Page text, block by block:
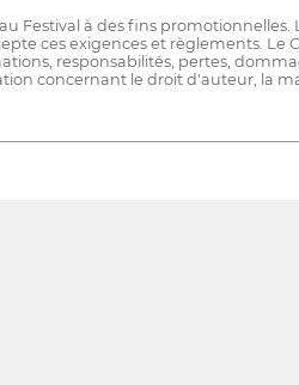
Festival à des fins
ces exigences et règlements. Le
responsabilités, pertes,
concernant le droit d'auteur, la